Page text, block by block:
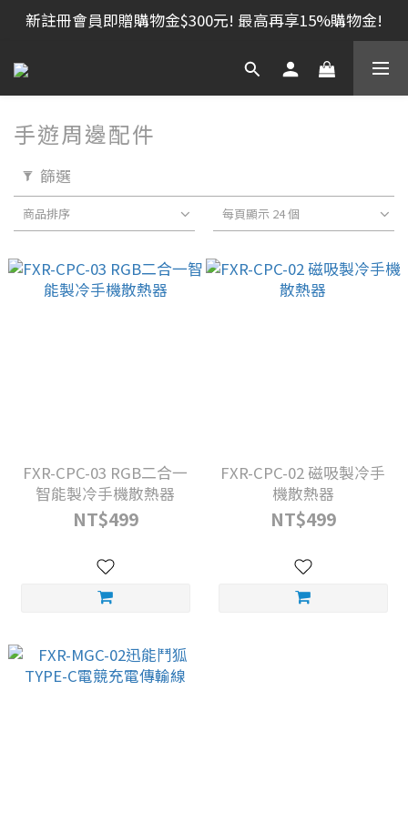
新註冊會員即贈購物金$300元! 最高再享15%購物金!
手遊周邊配件
篩選
商品排序 每頁顯示 24 個
FXR-CPC-03 RGB二合一
智能製冷手機散熱器
NT$499
FXR-CPC-02 磁吸製冷手
機散熱器
NT$499